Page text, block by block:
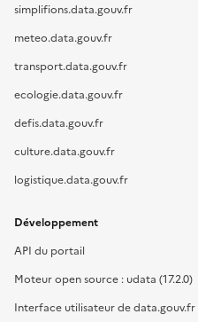
simplifions.data.gouv.fr
meteo.data.gouv.fr
transport.data.gouv.fr
ecologie.data.gouv.fr
defis.data.gouv.fr
culture.data.gouv.fr
logistique.data.gouv.fr
Développement
API du portail
Moteur open source : udata (17.2.0)
Interface utilisateur de